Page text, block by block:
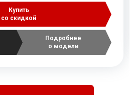
Купить
со скидкой
Подробнее
о модели